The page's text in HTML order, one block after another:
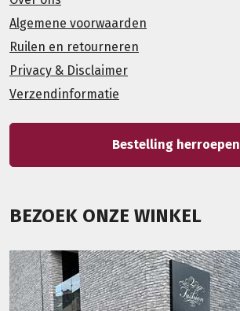
Algemene voorwaarden
Ruilen en retourneren
Privacy & Disclaimer
Verzendinformatie
Bestelling herroepen
BEZOEK ONZE WINKEL